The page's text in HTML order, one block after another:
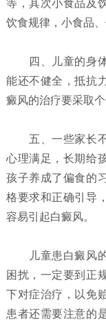
等，其次小食品及
饮食规律，小食品
四、儿童的身体
能还不健全，抵抗
癜风的治疗要采取
五、一些家长不
心理满足，长期给
孩子养成了偏食的
格要求和正确引导
容易引起白癜风。
儿童患白癜风
困扰，一定要到正
下对症治疗，以免
患者还需要注意的